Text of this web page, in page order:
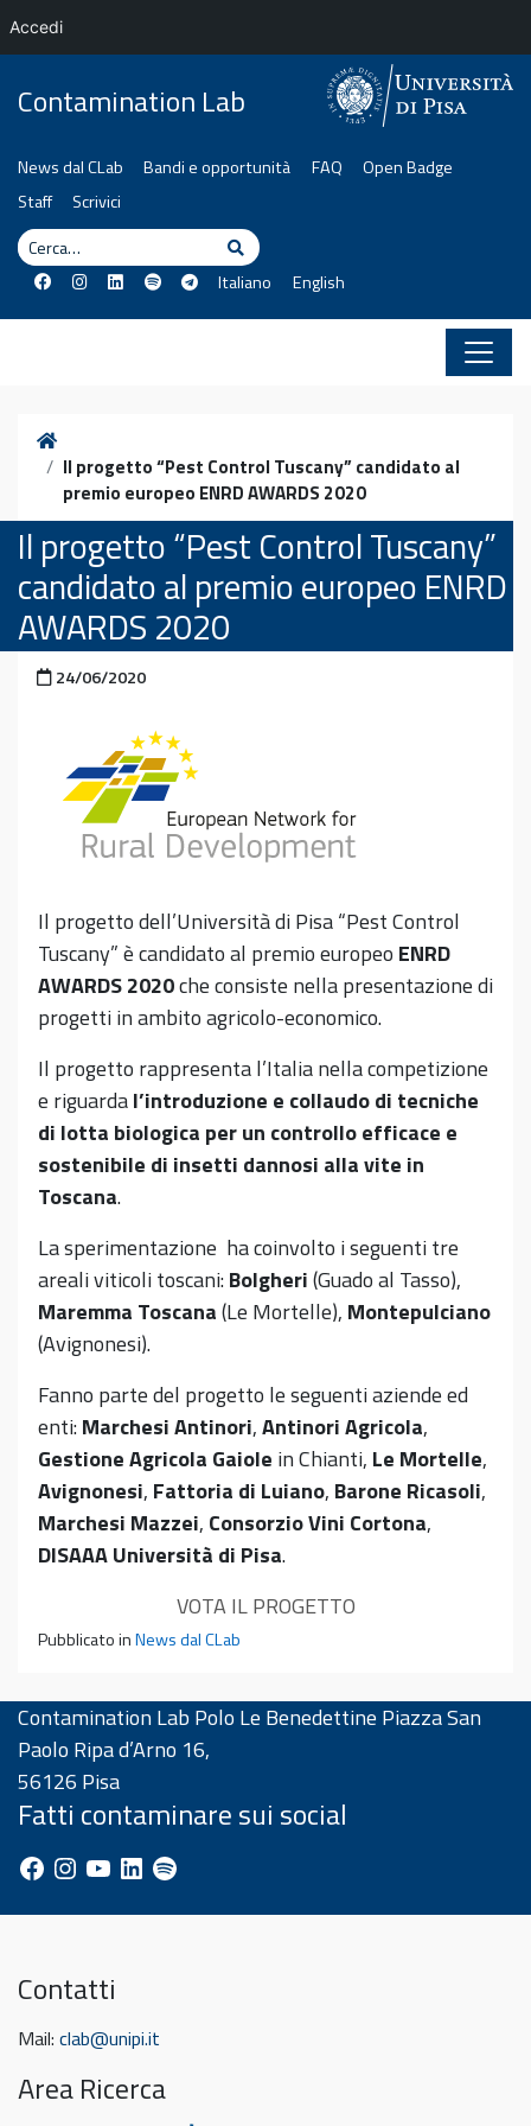
Contamination Lab
News dal CLab Bandi e opportunità FAQ
Open Badge
Staff
Scrivici
Cerca
Cerca
Italiano English
Home
Il progetto “Pest Control Tuscany” candidato al
premio europeo ENRD AWARDS 2020
Il progetto “Pest Control Tuscany”
candidato al premio europeo ENRD
AWARDS 2020
Pubblicato il
24/06/2020
Il progetto dell’Università di Pisa “Pest Control
Tuscany” è candidato al premio europeo ENRD
AWARDS 2020che consiste nella presentazione di
progetti in ambito agricolo-economico.
Il progetto rappresenta l’Italia nella competizione
e riguardal’introduzione e collaudo di tecniche
di lotta biologica per un controllo efficace e
sostenibile di insetti dannosi alla vite in
Toscana.
La sperimentazione ha coinvolto i seguenti tre
areali viticoli toscani:Bolgheri(Guado al Tasso),
Maremma Toscana(Le Mortelle), Montepulciano
(Avignonesi).
Fanno parte del progetto le seguenti aziende ed
enti:Marchesi Antinori,Antinori Agricola,
Gestione Agricola Gaiole in Chianti, Le Mortelle,
Avignonesi, Fattoria di Luiano, Barone Ricasoli,
Marchesi Mazzei, Consorzio Vini Cortona,
DISAAA Università di Pisa.
VOTA IL PROGETTO
Pubblicato inNews dal CLab
Contamination Lab Polo Le Benedettine Piazza San
Paolo Ripa d’Arno 16,
56126 Pisa
Fatti contaminare sui social
Facebook
Instagram
YouTube
LinkedInSpotify
Contatti
Mail: clab@unipi.it
Area Ricerca
Accedi